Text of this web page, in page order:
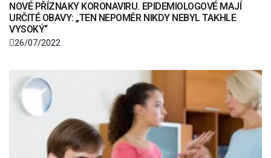
NOVÉ PŘÍZNAKY KORONAVIRU. EPIDEMIOLOGOVÉ MAJÍ
URČITÉ OBAVY: „TEN NEPOMĚR NIKDY NEBYL TAKHLE
VYSOKÝ“
26/07/2022